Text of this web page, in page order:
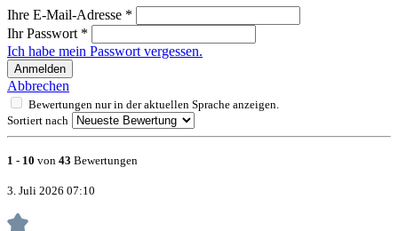
Ihre E-Mail-Adresse *
Ihr Passwort *
Ich habe mein Passwort vergessen.
Anmelden
Abbrechen
Bewertungen nur in der aktuellen Sprache anzeigen.
Sortiert nach
1 - 10 von 43 Bewertungen
3. Juli 2026 07:10